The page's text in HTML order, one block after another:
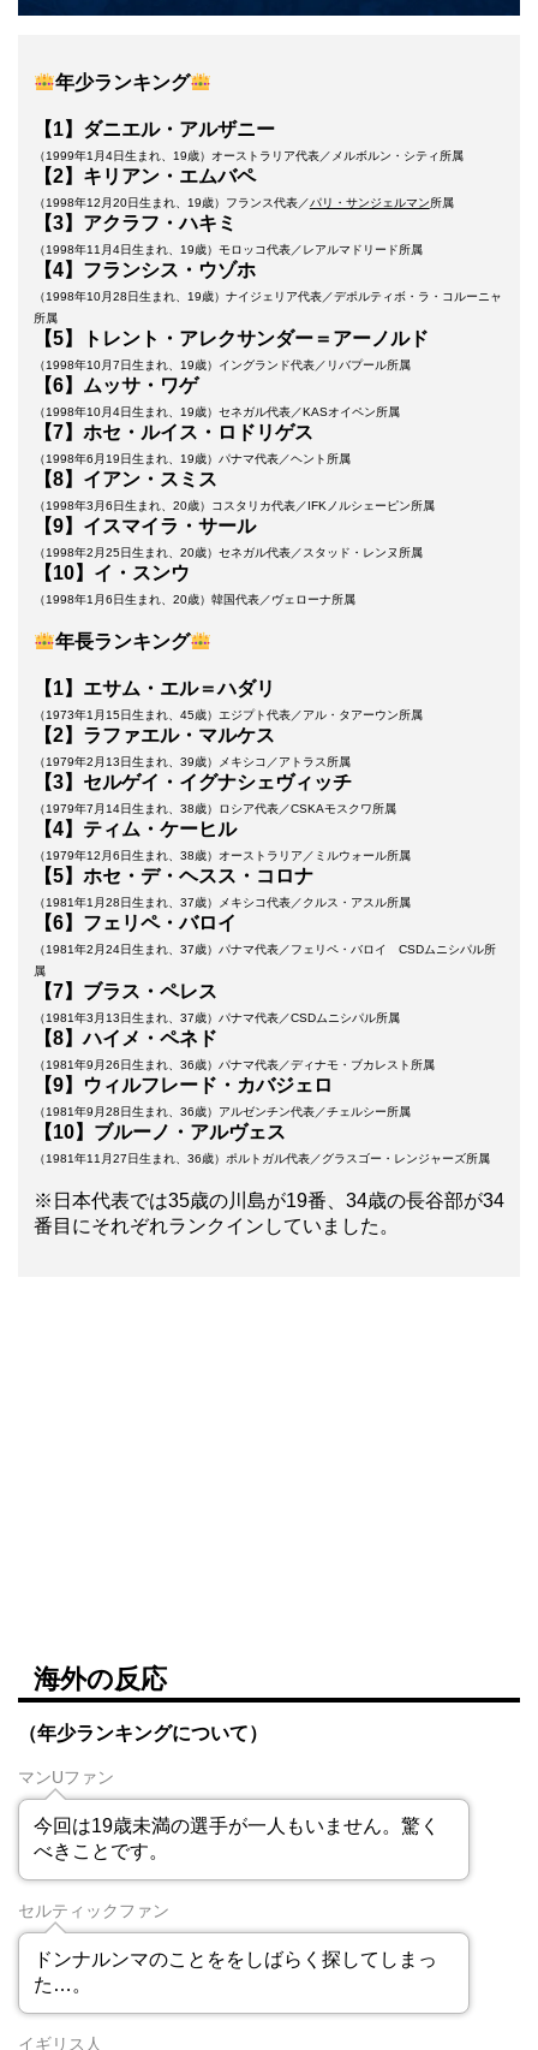
年少ランキング
【1】ダニエル・アルザニー
（1999年1月4日生まれ、19歳）オーストラリア代表／メルボルン・シティ所属
【2】キリアン・エムバペ
（1998年12月20日生まれ、19歳）フランス代表／パリ・サンジェルマン所属
【3】アクラフ・ハキミ
（1998年11月4日生まれ、19歳）モロッコ代表／レアルマドリード所属
【4】フランシス・ウゾホ
（1998年10月28日生まれ、19歳）ナイジェリア代表／デポルティボ・ラ・コルーニャ
所属
【5】トレント・アレクサンダー＝アーノルド
（1998年10月7日生まれ、19歳）イングランド代表／リバプール所属
【6】ムッサ・ワゲ
（1998年10月4日生まれ、19歳）セネガル代表／KASオイペン所属
【7】ホセ・ルイス・ロドリゲス
（1998年6月19日生まれ、19歳）パナマ代表／ヘント所属
【8】イアン・スミス
（1998年3月6日生まれ、20歳）コスタリカ代表／IFKノルシェーピン所属
【9】イスマイラ・サール
（1998年2月25日生まれ、20歳）セネガル代表／スタッド・レンヌ所属
【10】イ・スンウ
（1998年1月6日生まれ、20歳）韓国代表／ヴェローナ所属
年長ランキング
【1】エサム・エル＝ハダリ
（1973年1月15日生まれ、45歳）エジプト代表／アル・タアーウン所属
【2】ラファエル・マルケス
（1979年2月13日生まれ、39歳）メキシコ／アトラス所属
【3】セルゲイ・イグナシェヴィッチ
（1979年7月14日生まれ、38歳）ロシア代表／CSKAモスクワ所属
【4】ティム・ケーヒル
（1979年12月6日生まれ、38歳）オーストラリア／ミルウォール所属
【5】ホセ・デ・ヘスス・コロナ
（1981年1月28日生まれ、37歳）メキシコ代表／クルス・アスル所属
【6】フェリペ・バロイ
（1981年2月24日生まれ、37歳）パナマ代表／フェリペ・バロイ CSDムニシパル所
属
【7】ブラス・ペレス
（1981年3月13日生まれ、37歳）パナマ代表／CSDムニシパル所属
【8】ハイメ・ペネド
（1981年9月26日生まれ、36歳）パナマ代表／ディナモ・ブカレスト所属
【9】ウィルフレード・カバジェロ
（1981年9月28日生まれ、36歳）アルゼンチン代表／チェルシー所属
【10】ブルーノ・アルヴェス
（1981年11月27日生まれ、36歳）ポルトガル代表／グラスゴー・レンジャーズ所属
※日本代表では35歳の川島が19番、34歳の長谷部が34
番目にそれぞれランクインしていました。
海外の反応
（年少ランキングについて）
マンUファン
今回は19歳未満の選手が一人もいません。驚く
べきことです。
セルティックファン
ドンナルンマのことををしばらく探してしまっ
た…。
イギリス人